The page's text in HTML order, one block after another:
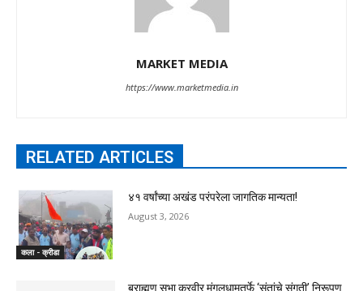
MARKET MEDIA
https://www.marketmedia.in
RELATED ARTICLES
कला - क्रीडा
४१ वर्षांच्या अखंड परंपरेला जागतिक मान्यता!
August 3, 2026
ब्राह्मण सभा करवीर मंगलधामतर्फे ‘संतांचे संगती’ निरूपण